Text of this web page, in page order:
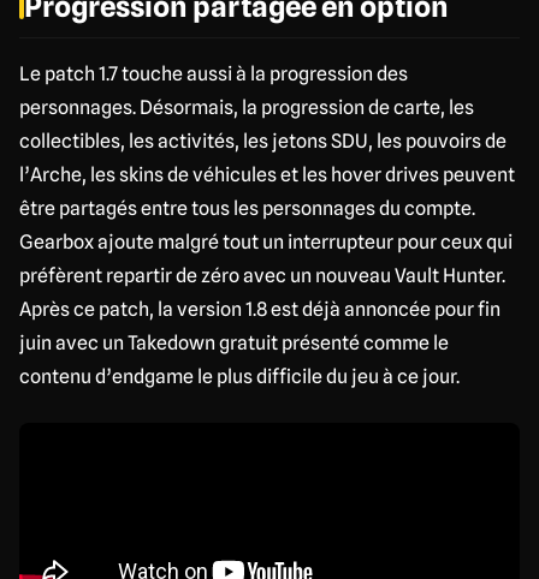
Le patch 1.7 touche aussi à la progression des
personnages. Désormais, la progression de carte, les
collectibles, les activités, les jetons SDU, les pouvoirs de
l’Arche, les skins de véhicules et les hover drives peuvent
être partagés entre tous les personnages du compte.
Gearbox ajoute malgré tout un interrupteur pour ceux qui
préfèrent repartir de zéro avec un nouveau Vault Hunter.
Après ce patch, la version 1.8 est déjà annoncée pour fin
juin avec un Takedown gratuit présenté comme le
contenu d’endgame le plus difficile du jeu à ce jour.